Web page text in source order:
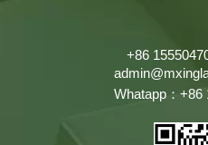
+86
Whatapp：+86